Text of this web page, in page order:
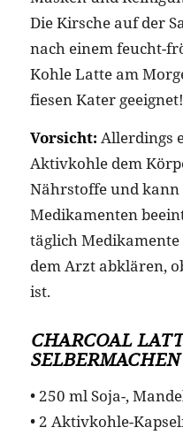
Die Kirsche auf der
nach einem feucht-
Kohle Latte am
fiesen Kater geeignet!
Vorsicht: Allerdings
Aktivkohle dem
Nährstoffe und
Medikamenten
täglich
dem Arzt abklären,
ist.
CHARCOAL
SELBERMACHEN
• 250 ml Soja-,
• 2 Aktivkohle-